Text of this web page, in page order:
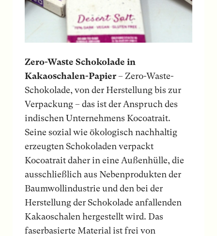
Zero-Waste Schokolade in
Kakaoschalen-Papier– Zero-Waste-
Schokolade, von der Herstellung bis zur
Verpackung – das ist der Anspruch des
indischen Unternehmens Kocoatrait.
Seine sozial wie ökologisch nachhaltig
erzeugten Schokoladen verpackt
Kocoatrait daher in eine Außenhülle, die
ausschließlich aus Nebenprodukten der
Baumwollindustrie und den bei der
Herstellung der Schokolade anfallenden
Kakaoschalen hergestellt wird. Das
faserbasierte Material ist frei von